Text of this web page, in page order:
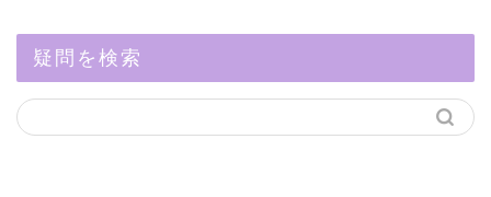
疑問を検索